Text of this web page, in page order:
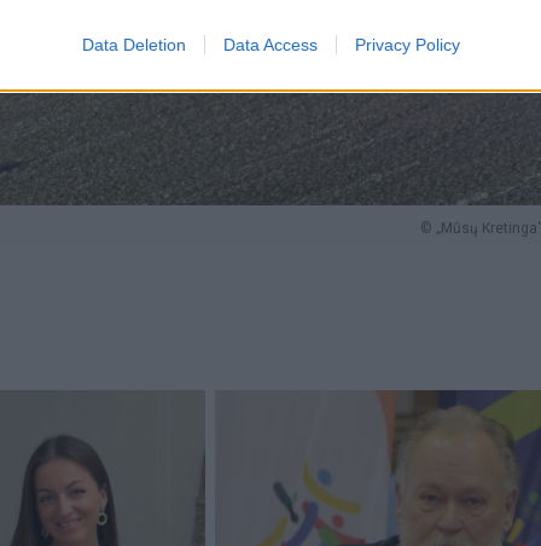
Data Deletion Data Access Privacy Policy
© „Mūsų